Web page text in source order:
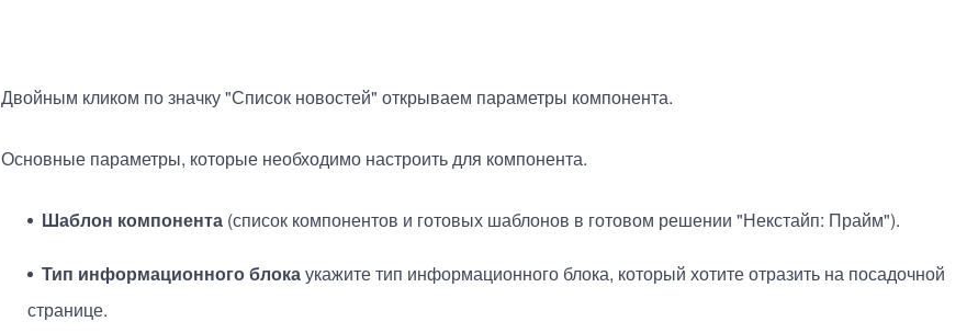
Двойным кликом по значку "Список новостей" открываем параметры компонента.
Основные параметры, которые необходимо настроить для компонента.
Шаблон компонента (список компонентов и готовых шаблонов в готовом решении "Некстайп: Прайм").
Тип информационного блокаукажите тип информационного блока, который хотите отразить на посадочной
странице.